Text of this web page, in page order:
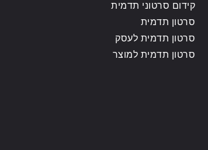
קידום סרטוני תדמית
סרטון תדמית
סרטון תדמית לעסק
סרטון תדמית למוצר